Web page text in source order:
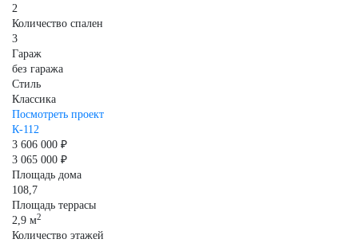
2
Количество спален
3
Гараж
без гаража
Стиль
Классика
Посмотреть проект
К-112
3 606 000 ₽
3 065 000 ₽
Площадь дома
108,7
Площадь террасы
2,9 м2
Количество этажей